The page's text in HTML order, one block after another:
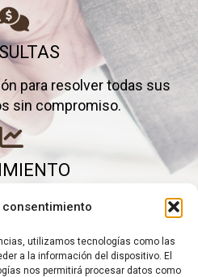
utilizamos tecnologías como las
a la información del dispositivo. El
nos permitirá procesar datos como
para resolver todas sus
sin compromiso.
saque el máximo partido a